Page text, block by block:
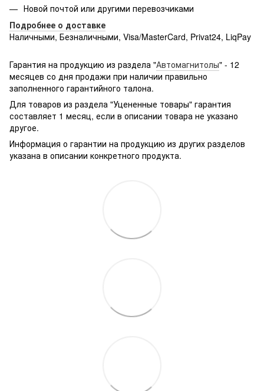
Новой почтой или другими перевозчиками
Подробнее о доставке
Наличными, Безналичными, Visa/MasterCard, Privat24, LiqPay
g361hhadsek/p3316040/#
Гарантия на продукцию из раздела "Автомагнитолы" - 12
месяцев со дня продажи при наличии правильно
заполненного гарантийного талона.
Для товаров из раздела "Уцененные товары" гарантия
составляет 1 месяц, если в описании товара не указано
другое.
Информация о гарантии на продукцию из других разделов
указана в описании конкретного продукта.